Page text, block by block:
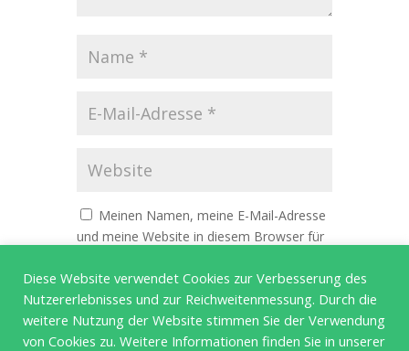
Meinen Namen, meine E-Mail-Adresse
und meine Website in diesem Browser für
Diese Website verwendet Cookies zur Verbesserung des
Nutzererlebnisses und zur Reichweitenmessung. Durch die
weitere Nutzung der Website stimmen Sie der Verwendung
von Cookies zu. Weitere Informationen finden Sie in unserer